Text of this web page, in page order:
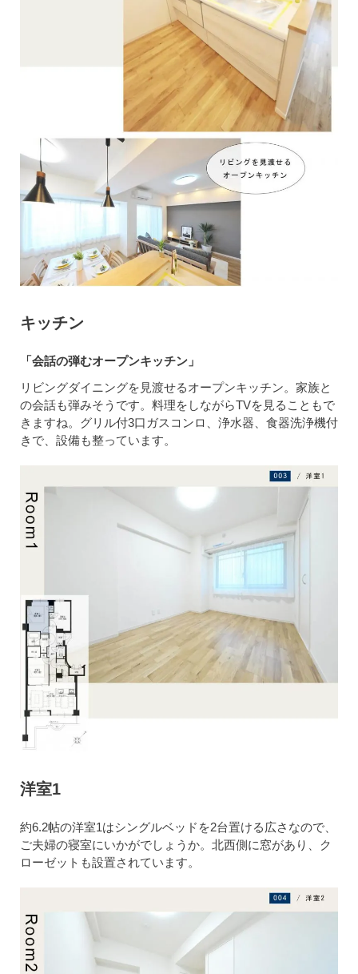
キッチン
「会話の弾むオープンキッチン」
リビングダイニングを見渡せるオープンキッチン。家族と
の会話も弾みそうです。料理をしながらTVを見ることもで
きますね。グリル付3口ガスコンロ、浄水器、食器洗浄機付
きで、設備も整っています。
洋室1
約6.2帖の洋室1はシングルベッドを2台置ける広さなので、
ご夫婦の寝室にいかがでしょうか。北西側に窓があり、ク
ローゼットも設置されています。